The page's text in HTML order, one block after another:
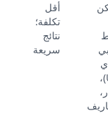
(UCL)،
أقل
تكلفة؛
نتائج
سريعة